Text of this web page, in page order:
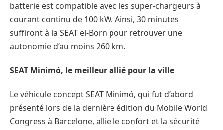
batterie est compatible avec les super-chargeurs à
courant continu de 100 kW. Ainsi, 30 minutes
suffiront à la SEAT el-Born pour retrouver une
autonomie d’au moins 260 km.
SEAT Minimó, le meilleur allié pour la ville
Le véhicule concept SEAT Minimó, qui fut d’abord
présenté lors de la dernière édition du Mobile World
Congress à Barcelone, allie le confort et la sécurité